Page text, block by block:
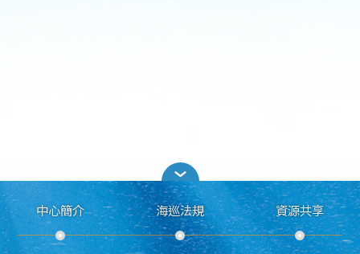
中心簡介 海巡法規 資源共享